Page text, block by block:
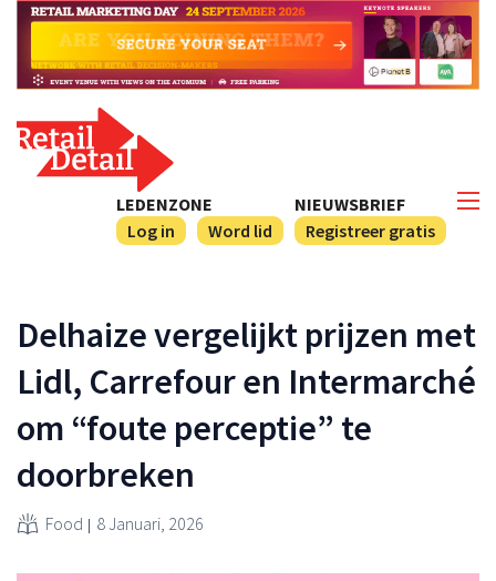
NIEUWSBRIEF
Registreer gratis
LEDENZONE
Log in
Word lid
Delhaize vergelijkt prijzen met
Lidl, Carrefour en Intermarché
om “foute perceptie” te
doorbreken
Food 8 Januari, 2026